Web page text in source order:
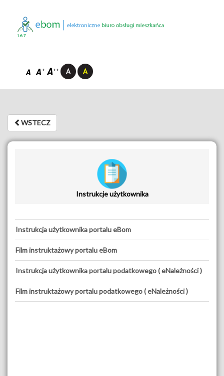
1.6.7
WSTECZWSTECZ
Instrukcje użytkownika
Instrukcja użytkownika portalu eBom
Film instruktażowy portalu eBom
Instrukcja użytkownika portalu podatkowego ( eNależności )
Film instruktażowy portalu podatkowego ( eNależności )